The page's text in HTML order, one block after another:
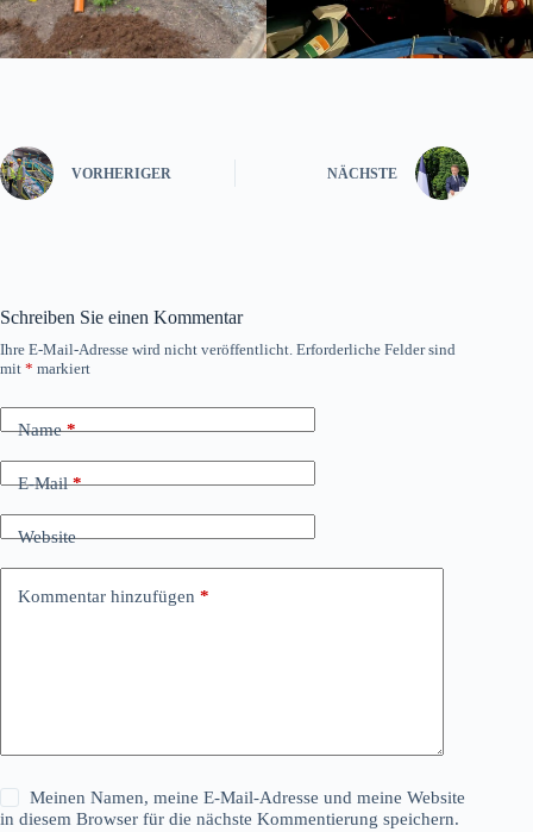
VORHERIGER NÄCHSTE
Schreiben Sie einen Kommentar
Ihre E-Mail-Adresse wird nicht veröffentlicht. Erforderliche Felder sind
mit * markiert
Name*
E-Mail*
Website
Kommentar hinzufügen *
Meinen Namen, meine E-Mail-Adresse und meine Website
in diesem Browser für die nächste Kommentierung speichern.